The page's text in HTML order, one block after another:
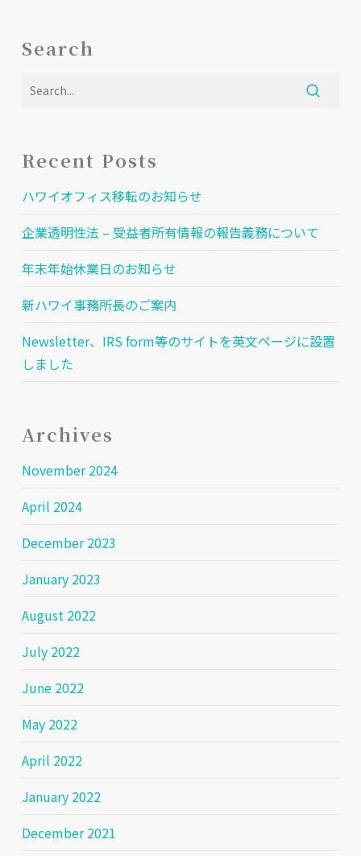
Search
Recent Posts
ハワイオフィス移転のお知らせ
企業透明性法 – 受益者所有情報の報告義務について
年末年始休業日のお知らせ
新ハワイ事務所長のご案内
Newsletter、IRS form等のサイトを英文ページに設置
しました
Archives
November 2024
April 2024
December 2023
January 2023
August 2022
July 2022
June 2022
May 2022
April 2022
January 2022
December 2021